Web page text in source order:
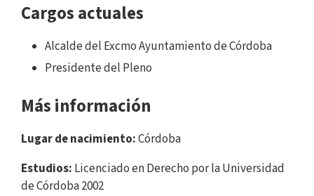
Cargos actuales
Alcalde del Excmo Ayuntamiento de Córdoba
Presidente del Pleno
Más información
Lugar de nacimiento:Córdoba
Estudios: Licenciado en Derecho por la Universidad
de Córdoba 2002